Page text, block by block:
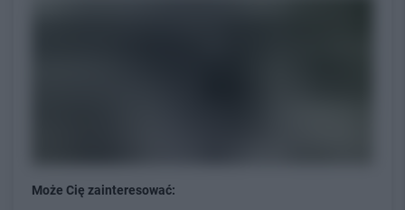
Może Cię zainteresować: